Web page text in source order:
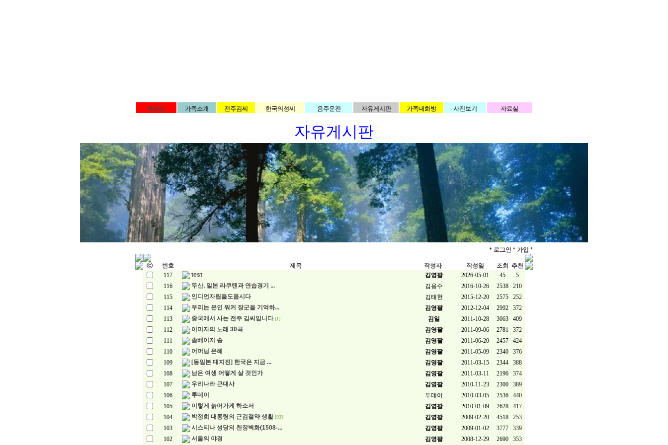
Home 가족소개 전주김씨 한국의성씨 음주운전 자유게시판 가족대화방 사진보기 자료실
자유게시판
* 로그인 * 가입 *
ⓒ 번호 제목 작성자 작성일 조회
추천
117
test 김영팔 2026-05-01 45
5
116
두산, 일본 라쿠텐과 연습경기 ... 김응수 2016-10-26 2538
210
115
인디언자립을도웁시다 김태헌 2015-12-20 2575
252
114
우리는 은인 워커 장군을 기억하... 김영팔 2012-12-04 2992
372
113
중국에서 사는 전주 김씨입니다 [1] 김일 2011-10-28 3063
409
112
이미자의 노래 30곡 김영팔 2011-09-06 2781
372
111
솔베이지 송 김영팔 2011-06-20 2457
424
110
어머님 은혜 김영팔 2011-05-09 2340
376
109
[동일본 대지진] 한국은 지금 ... 김영팔 2011-03-15 2344
388
108
남은 여생 어떻게 살 것인가 김영팔 2011-03-11 2196
374
107
우리나라 근대사 김영팔 2010-11-23 2300
389
106
투데이 투데이 2010-03-05 2536
440
105
이렇게 늙어가게 하소서 김영팔 2010-01-09 2628
417
104
박정희 대통령의 근검절약 생활 [93] 김영팔 2009-02-20 4518
253
103
시스티나 성당의 천장벽화(1508-... 김영팔 2009-01-02 3777
339
102
서울의 야경 김영팔 2008-12-29 2690 353